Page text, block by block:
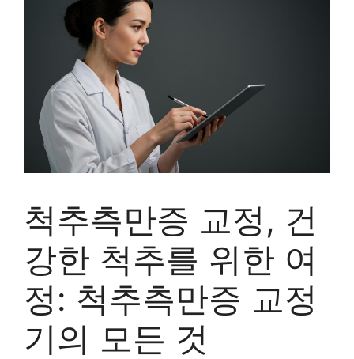
척추측만증 교정, 건
강한 척추를 위한 여
정: 척추측만증 교정
기의 모든 것